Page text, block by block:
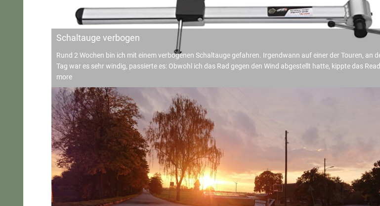
Schaltauge verbogen
Rund 2 Wochen bin ich mit einem verbogenen Schaltauge gefahren. Irgendwann auf einer der Touren, an
Tag war es sehr windig, passierte es: Obwohl ich das Rad gegen den Wind abgestellt hatte, kippte das Read
more